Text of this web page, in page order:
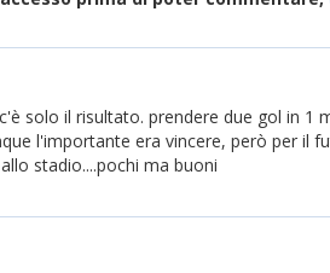
solo il risultato. prendere due gol in 1
l'importante era vincere, però per il
stadio....pochi ma buoni